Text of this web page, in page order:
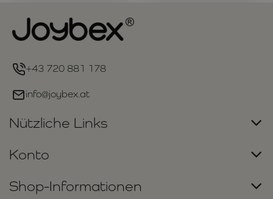
+43 720 881 178
info@joybex.at
Nützliche Links
Konto
Shop-Informationen